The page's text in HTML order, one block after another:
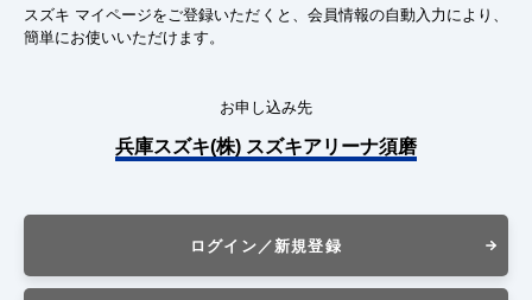
スズキ マイページをご登録いただくと、会員情報の自動入力により、
簡単にお使いいただけます。
お申し込み先
兵庫スズキ(株) スズキアリーナ須磨
ログイン／新規登録